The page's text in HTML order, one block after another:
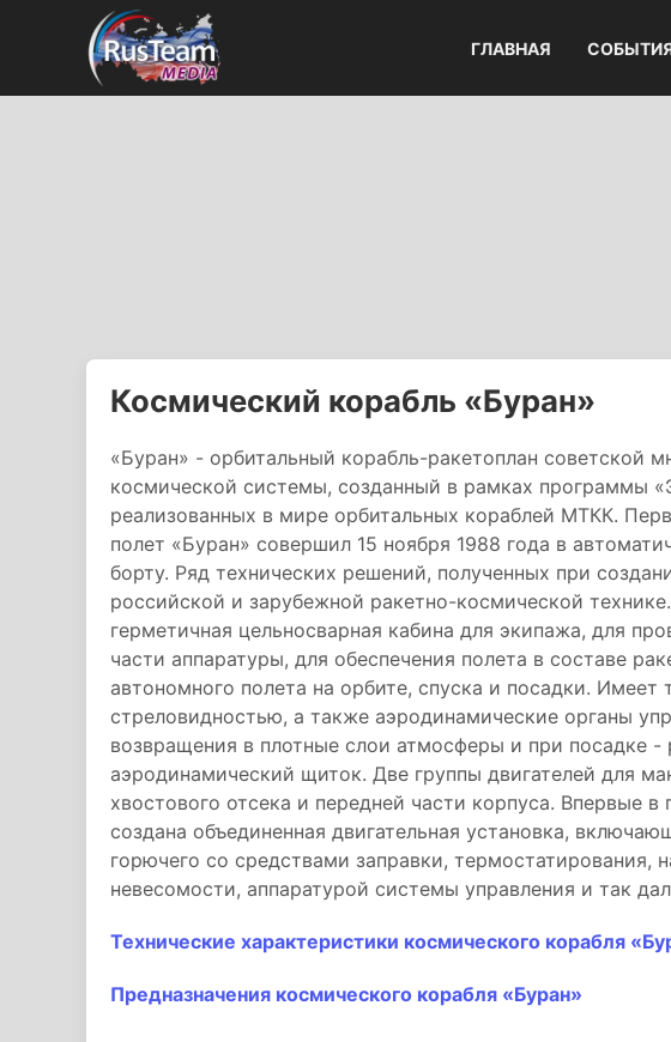
ГЛАВНАЯ
Космический корабль «Буран»
«Буран» - орбитальный корабль-ракетоплан советской
космической системы, созданный в рамках программы
реализованных в мире орбитальных кораблей МТКК.
полет «Буран» совершил 15 ноября 1988 года в
борту. Ряд технических решений, полученных при
российской и зарубежной ракетно-космической
герметичная цельносварная кабина для экипажа, для
части аппаратуры, для обеспечения полета в составе
автономного полета на орбите, спуска и посадки. Имеет
стреловидностью, а также аэродинамические органы
возвращения в плотные слои атмосферы и при посадке -
аэродинамический щиток. Две группы двигателей для
хвостового отсека и передней части корпуса. Впервые в
создана объединенная двигательная установка,
горючего со средствами заправки, термостатирования,
невесомости, аппаратурой системы управления и так
Технические характеристики космического корабля
Предназначения космического корабля «Буран»